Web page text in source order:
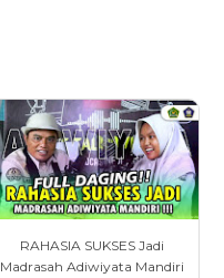
RAHASIA SUKSES Jadi
Madrasah Adiwiyata Mandiri